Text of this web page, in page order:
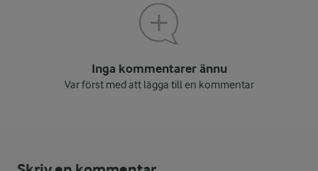
Inga kommentarer ännu
Var först med att lägga till en kommentar